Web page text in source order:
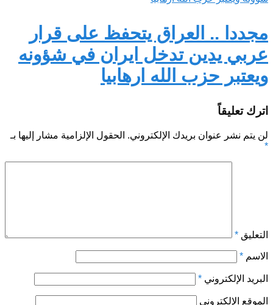
مجددا .. العراق يتحفظ على قرار
عربي يدين تدخل ايران في شؤونه
ويعتبر حزب الله ارهابيا
اترك تعليقاً
لن يتم نشر عنوان بريدك الإلكتروني. الحقول الإلزامية مشار إليها بـ
*
التعليق *
الاسم *
البريد الإلكتروني *
الموقع الإلكتروني